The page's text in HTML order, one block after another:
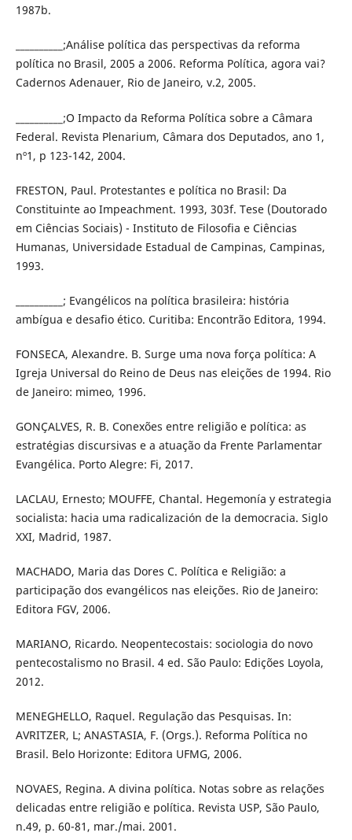
1987b.
__________;Análise política das perspectivas da reforma
política no Brasil, 2005 a 2006. Reforma Política, agora vai?
Cadernos Adenauer, Rio de Janeiro, v.2, 2005.
__________;O Impacto da Reforma Política sobre a Câmara
Federal. Revista Plenarium, Câmara dos Deputados, ano 1,
nº1, p 123-142, 2004.
FRESTON, Paul. Protestantes e política no Brasil: Da
Constituinte ao Impeachment. 1993, 303f. Tese (Doutorado
em Ciências Sociais) - Instituto de Filosofia e Ciências
Humanas, Universidade Estadual de Campinas, Campinas,
1993.
__________; Evangélicos na política brasileira: história
ambígua e desafio ético. Curitiba: Encontrão Editora, 1994.
FONSECA, Alexandre. B. Surge uma nova força política: A
Igreja Universal do Reino de Deus nas eleições de 1994. Rio
de Janeiro: mimeo, 1996.
GONÇALVES, R. B. Conexões entre religião e política: as
estratégias discursivas e a atuação da Frente Parlamentar
Evangélica. Porto Alegre: Fi, 2017.
LACLAU, Ernesto; MOUFFE, Chantal. Hegemonía y estrategia
socialista: hacia uma radicalización de la democracia. Siglo
XXI, Madrid, 1987.
MACHADO, Maria das Dores C. Política e Religião: a
participação dos evangélicos nas eleições. Rio de Janeiro:
Editora FGV, 2006.
MARIANO, Ricardo. Neopentecostais: sociologia do novo
pentecostalismo no Brasil. 4 ed. São Paulo: Edições Loyola,
2012.
MENEGHELLO, Raquel. Regulação das Pesquisas. In:
AVRITZER, L; ANASTASIA, F. (Orgs.). Reforma Política no
Brasil. Belo Horizonte: Editora UFMG, 2006.
NOVAES, Regina. A divina política. Notas sobre as relações
delicadas entre religião e política. Revista USP, São Paulo,
n.49, p. 60-81, mar./mai. 2001.